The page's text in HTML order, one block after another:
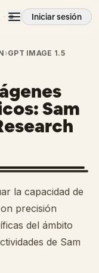
Iniciar sesión
›GPT IMAGE 1.5
Sam
la capacidad de
precisión
del ámbito
de Sam